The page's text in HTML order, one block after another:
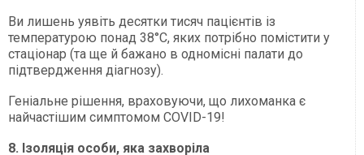
Ви лишень уявіть десятки тисяч пацієнтів із
температурою понад 38°С, яких потрібно помістити у
стаціонар (та ще й бажано в одномісні палати до
підтвердження діагнозу).
Геніальне рішення, враховуючи, що лихоманка є
найчастішим симптомом COVID-19!
8. Ізоляція особи, яка захворіла